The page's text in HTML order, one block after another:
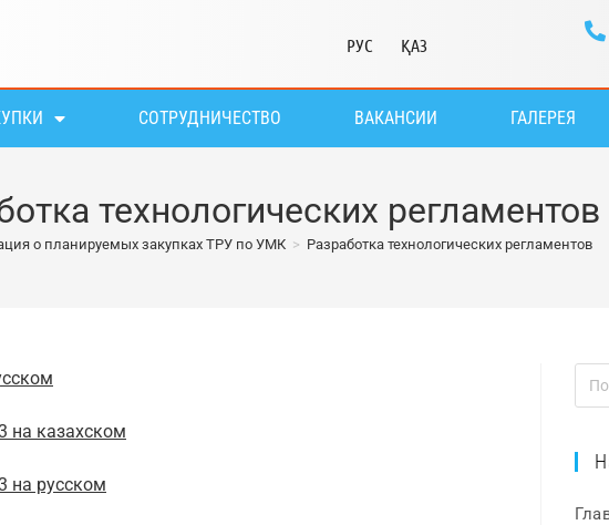
РУС ҚАЗ
СОТРУДНИЧЕСТВО ВАКАНСИИ ГАЛЕРЕЯ
технологических регламентов
о планируемых закупках ТРУ по УМК > Разработка технологических регламентов
на казахском
на русском